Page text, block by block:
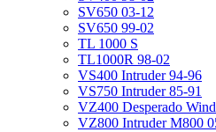
SV650 03-12
SV650 99-02
TL 1000 S
TL1000R 98-02
VS400 Intruder 94-96
VS750 Intruder 85-91
VZ400 Desperado
VZ800 Intruder M800